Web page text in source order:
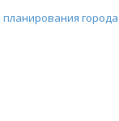
города